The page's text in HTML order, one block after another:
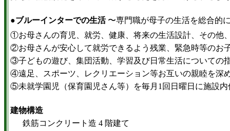
●ブルーインターでの生活〜専門職が母子の生活を総合的
①お母さんの育児、就労、健康、将来の生活設計、その他
②お母さんが安心して就労できるよう残業、緊急時等のお
③子どもの遊び、集団活動、学習及び日常生活についての
④遠足、スポーツ、レクリエーション等お互いの親睦を深
⑤未就学園児（保育園児さん等）を毎月1回日曜日に施設
建物構造
鉄筋コンクリート造 4 階建て